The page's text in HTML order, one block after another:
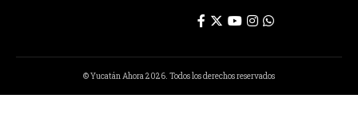
© Yucatán Ahora 2026. Todos los derechos reservados